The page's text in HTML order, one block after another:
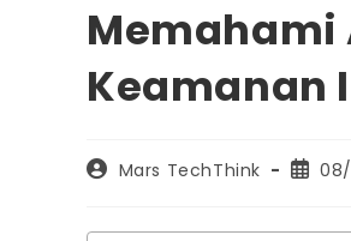
Memahami
Keamanan
PostMars TechThink
Post